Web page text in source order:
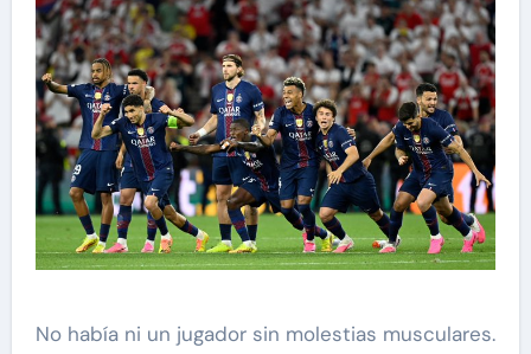
No había ni un jugador sin molestias musculares.